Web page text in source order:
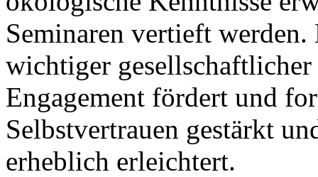
Seminaren vertieft
wichtiger
Engagement fördert und
Selbstvertrauen gestärkt
erheblich erleichtert.